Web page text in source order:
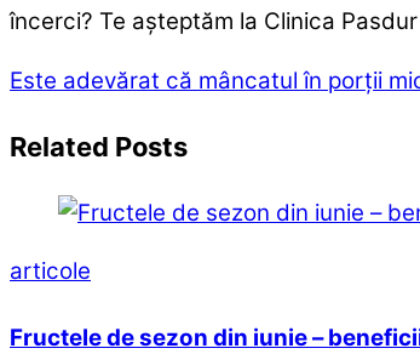
încerci? Te așteptăm la Clinica
Este adevărat că mâncatul în porții
Related Posts
articole
Fructele de sezon din iunie –